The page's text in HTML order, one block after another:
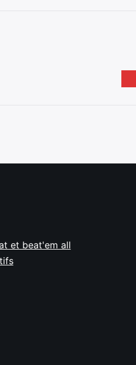
et beat'em all